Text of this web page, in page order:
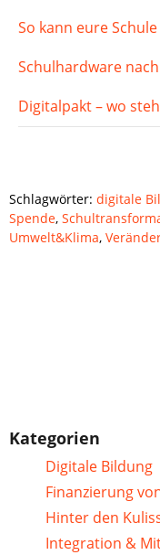
So kann eure
Schulhardware
Digitalpakt – wo
Schlagwörter: digitale
Spende,
Umwelt&Klima,
Kategorien
Digitale Bildung
Finanzierung
Hinter den
Integration &